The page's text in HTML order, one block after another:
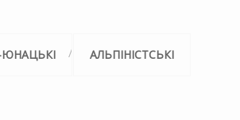
АЛЬПІНІСТСЬКІ